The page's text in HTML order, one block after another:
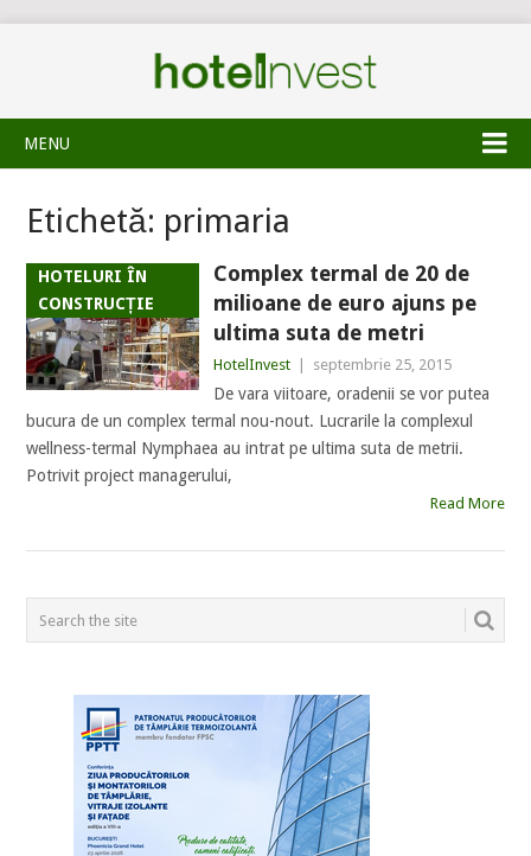
MENU
Etichetă: primaria
HOTELURI ÎN
CONSTRUCȚIE
Complex termal de 20 de
milioane de euro ajuns pe
ultima suta de metri
HotelInvest septembrie 25, 2015
De vara viitoare, oradenii se vor putea
bucura de un complex termal nou-nout. Lucrarile la complexul
wellness-termal Nymphaea au intrat pe ultima suta de metrii.
Potrivit project managerului,
Read More
POSTS
NAVIGATION